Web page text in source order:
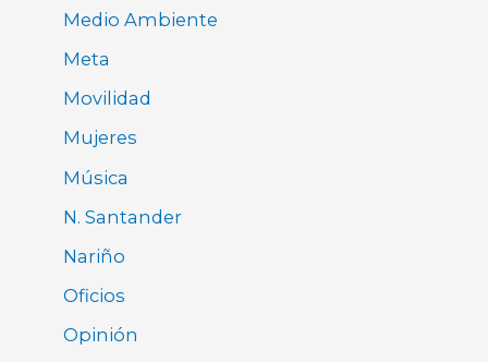
Medio Ambiente
Meta
Movilidad
Mujeres
Música
N. Santander
Nariño
Oficios
Opinión